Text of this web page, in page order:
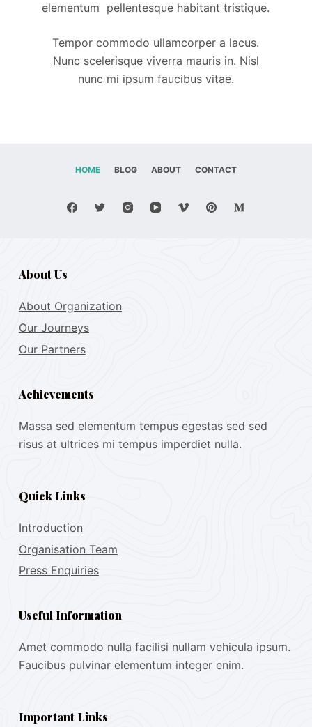
elementum pellentesque habitant tristique.
Tempor commodo ullamcorper a lacus.
Nunc scelerisque viverra mauris in. Nisl
nunc mi ipsum faucibus vitae.
HOME BLOG ABOUT CONTACT
About Us
About Organization
Our Journeys
Our Partners
Achievements
Massa sed elementum tempus egestas sed sed
risus at ultrices mi tempus imperdiet nulla.
Quick Links
Introduction
Organisation Team
Press Enquiries
Useful Information
Amet commodo nulla facilisi nullam vehicula ipsum.
Faucibus pulvinar elementum integer enim.
Important Links